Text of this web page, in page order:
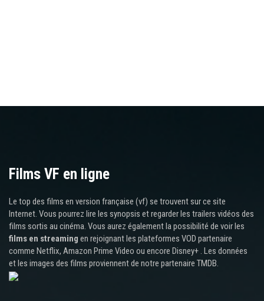
Films VF en ligne
Le top des films en version française (vf) se trouvent sur ce site
Internet. Vous pourrez lire les synopsis et regarder les trailers vidéos des
films sortis au cinéma. Vous aurez également la possibilité de voir les
films en streaming en rejoignant les plateformes VOD partenaire
comme Netflix, Amazon Prime Video ou encore Disney+ . Les données
et les images des films proviennent de notre partenaire TMDB.